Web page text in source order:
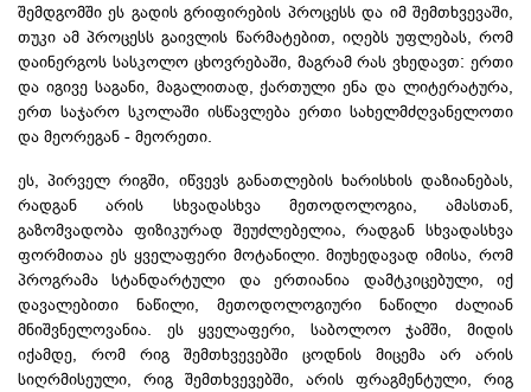
შემდგომში ეს გადის გრიფირების პროცესს და იმ შემთხვევაში,
თუკი ამ პროცესს გაივლის წარმატებით, იღებს უფლებას, რომ
დაინერგოს სასკოლო ცხოვრებაში, მაგრამ რას ვხედავთ: ერთი
და იგივე საგანი, მაგალითად, ქართული ენა და ლიტერატურა,
ერთ საჯარო სკოლაში ისწავლება ერთი სახელმძღვანელოთი
და მეორეგან - მეორეთი.
ეს, პირველ რიგში, იწვევს განათლების ხარისხის დაზიანებას,
რადგან არის სხვადასხვა მეთოდოლოგია, ამასთან,
გაზომვადობა ფიზიკურად შეუძლებელია, რადგან სხვადასხვა
ფორმითაა ეს ყველაფერი მოტანილი. მიუხედავად იმისა, რომ
პროგრამა სტანდარტული და ერთიანია დამტკიცებული, იქ
დავალებითი ნაწილი, მეთოდოლოგიური ნაწილი ძალიან
მნიშვნელოვანია. ეს ყველაფერი, საბოლოო ჯამში, მიდის
იქამდე, რომ რიგ შემთხვევებში ცოდნის მიცემა არ არის
სიღრმისეული, რიგ შემთხვევებში, არის ფრაგმენტული, რიგ